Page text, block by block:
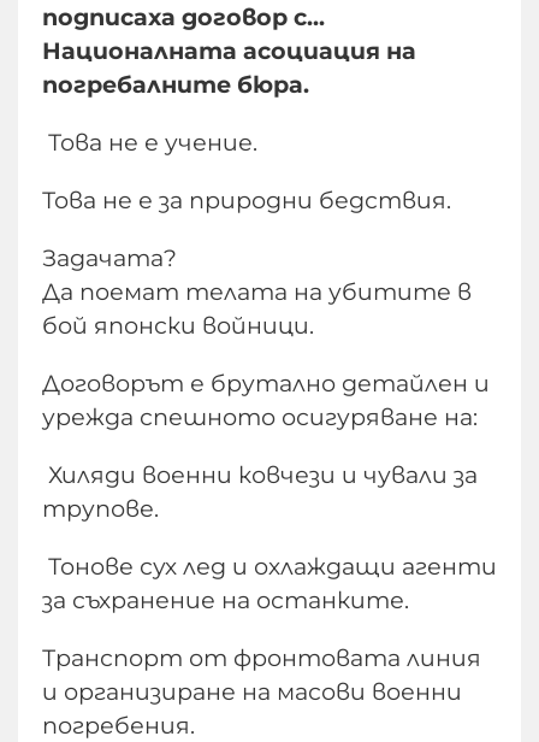
подписаха договор с...
Националната асоциация на
погребалните бюра.
Това не е учение.
Това не е за природни бедствия.
​Задачата?
Да поемат телата на убитите в
бой японски войници.
​Договорът е брутално детайлен и
урежда спешното осигуряване на:
Хиляди военни ковчези и чували за
трупове.
Тонове сух лед и охлаждащи агенти
за съхранение на останките.
Транспорт от фронтовата линия
и организиране на масови военни
погребения.